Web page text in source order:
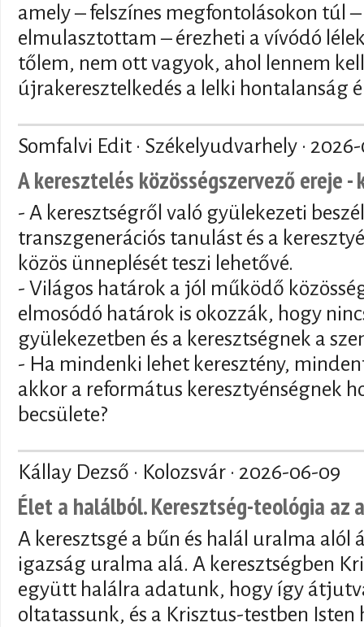
amely – felszínes megfontolásokon túl
elmulasztottam – érezheti a vívódó
tőlem, nem ott vagyok, ahol lennem
újrakeresztelkedés a lelki hontalanság
Somfalvi Edit · Székelyudvarhely ·
A keresztelés közösségszervező ereje -
- A keresztségről való gyülekezeti
transzgenerációs tanulást és a
közös ünneplését teszi lehetővé.
- Világos határok a jól működő
elmosódó határok is okozzák, hogy
gyülekezetben és a keresztségnek a
- Ha mindenki lehet keresztény,
akkor a református keresztyénségnek
becsülete?
Kállay Dezső · Kolozsvár · 2026-06-09
Élet a halálból. Keresztség-teológia az
A keresztsgé a bűn és halál uralma alól
igazság uralma alá. A keresztségben
együtt halálra adatunk, hogy így
oltatassunk, és a Krisztus-testben